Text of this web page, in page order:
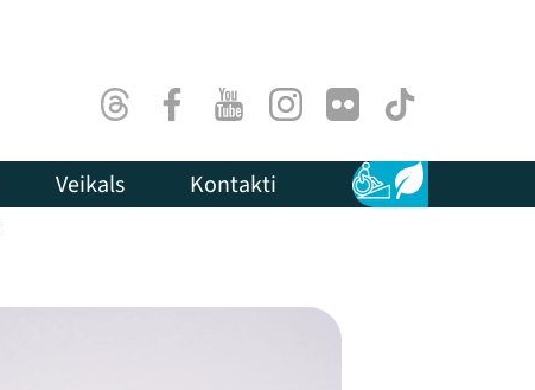
ThreadsFacebookYoutubeInstagram
Flick TikTok
Veikals Kontakti Pieejamība
Ilgtspēja